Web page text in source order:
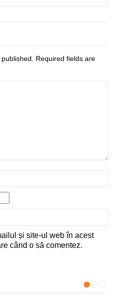
Required fields are
și site-ul web în acest
când o să comentez.